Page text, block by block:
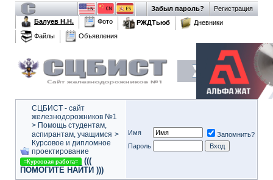
Регистрация
Забыл пароль?
Балуев Н.Н.
Фото РЖДТьюб
Дневники
Файлы
Объявления
СЦБИСТ - сайт
железнодорожников №1
> Помощь студентам,
аспирантам, учащимся >
Курсовое и дипломное
проектирование
=Курсовая работа=
(((
ПОМОГИТЕ НАЙТИ )))
Имя
Запомнить?
Пароль